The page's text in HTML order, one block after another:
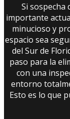
Si sospecha
importante
minucioso y
espacio sea
del Sur de
paso para la
con una
entorno
Esto es lo que